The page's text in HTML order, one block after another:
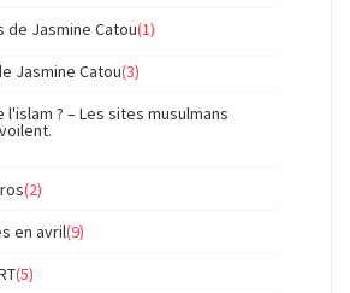
de Jasmine Catou(1)
Jasmine Catou(3)
? – Les sites musulmans
(2)
en avril(9)
(5)